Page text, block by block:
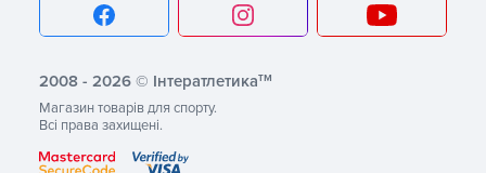
2008 - 2026 © Інтератлетикатм
Магазин товарів для спорту.
Всі права захищені.